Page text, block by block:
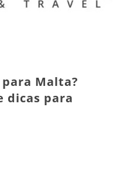
Malta?
dicas para